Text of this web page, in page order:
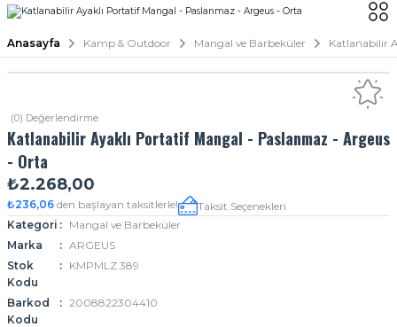
Anasayfa Kamp & Outdoor Mangal ve Barbeküler Katlanabilir
(0) Değerlendirme
Katlanabilir Ayaklı Portatif Mangal - Paslanmaz - Argeus
- Orta
₺2.268,00
₺236,06 den başlayan taksitlerle!
Taksit Seçenekleri
Kategori
Mangal ve Barbeküler
Marka
ARGEUS
Stok
Kodu
KMPMLZ.389
Barkod
Kodu
2008822304410